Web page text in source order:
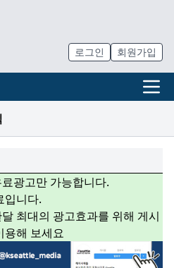
로그인 회원가입
광고만 가능합니다.
입니다.
최대의 광고효과를 위해 게시
용해 보세요